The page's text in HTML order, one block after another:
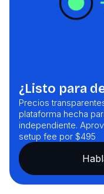
¿Listo para
Precios
plataforma hecha
independiente.
setup fee por $495